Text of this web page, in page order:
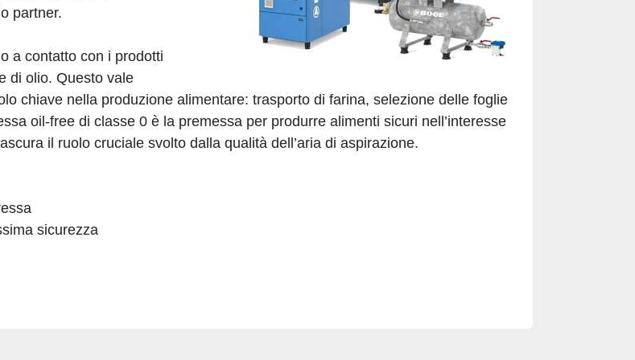
partner.
a contatto con i prodotti
di olio. Questo vale
chiave nella produzione alimentare: trasporto di farina, selezione delle foglie
oil-free di classe 0 è la premessa per produrre alimenti sicuri nell’interesse
il ruolo cruciale svolto dalla qualità dell’aria di aspirazione.
sicurezza